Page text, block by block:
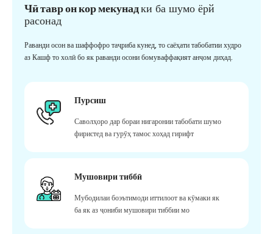
Чӣ тавр он кор мекунадки ба шумо ёрй
расонад
Раванди осон ва шаффофро таҷриба кунед, то саёҳати табобатии худро
аз Кашф то холӣ бо як раванди осони бомуваффақият анҷом диҳад.
Пурсиш
Саволҳоро дар бораи нигаронии табобати шумо
фиристед ва гурӯҳ тамос хоҳад гирифт
Мушовири тиббӣ
Мубодилаи боэътимоди иттилоот ва кӯмаки як
ба як аз ҷониби мушовири тиббии мо